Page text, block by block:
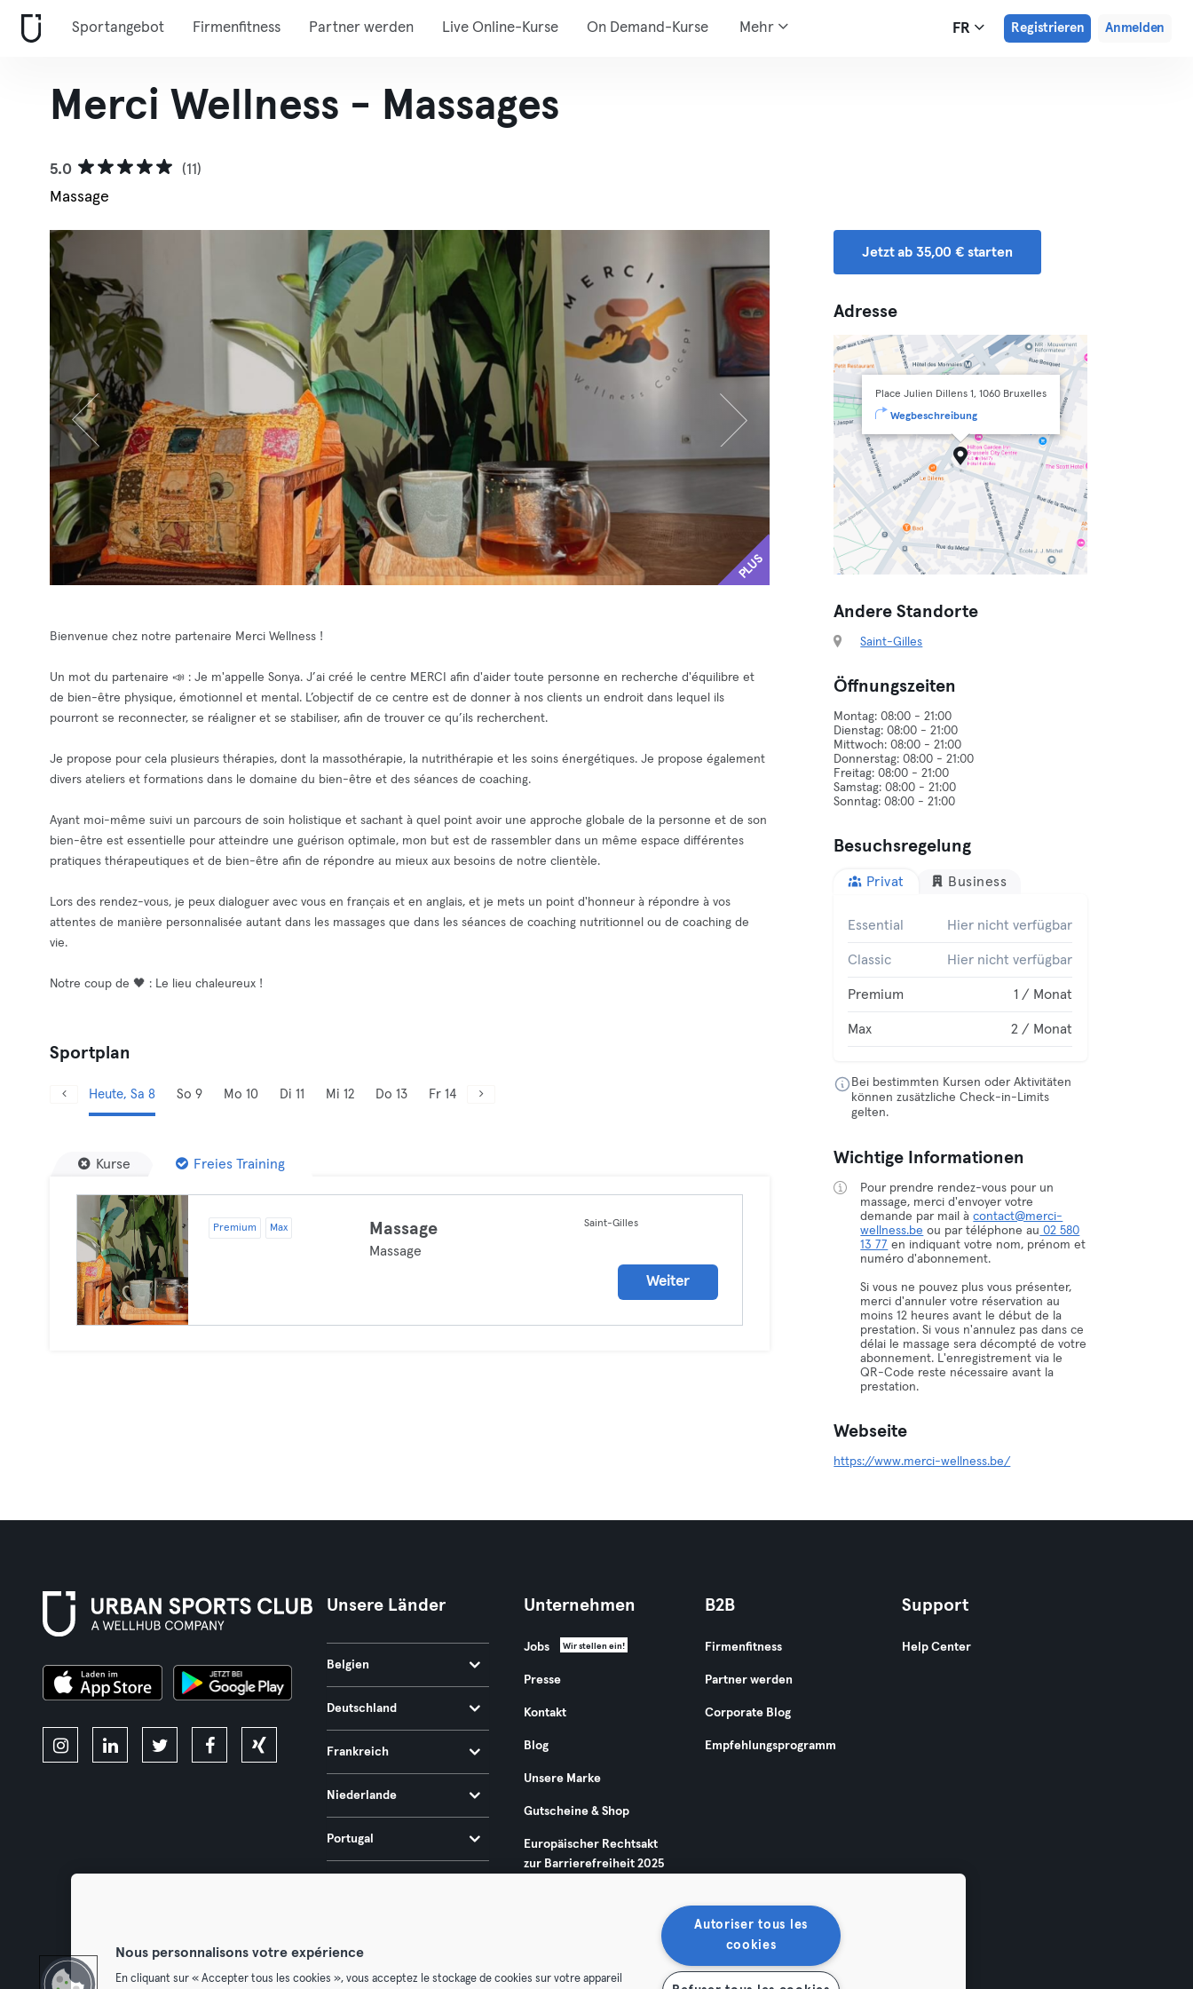
Sportangebot Firmenfitness Partner werden Live Online-Kurse On Demand-Kurse Mehr FR Registrieren Anmelden
Merci Wellness - Massages
5.0
(11)
Massage
PLUS
Bienvenue chez notre partenaire Merci Wellness !
Un mot du partenaire 📣 : Je m'appelle Sonya. J’ai créé le centre MERCI afin d'aider toute personne en recherche d'équilibre et
de bien-être physique, émotionnel et mental. L’objectif de ce centre est de donner à nos clients un endroit dans lequel ils
pourront se reconnecter, se réaligner et se stabiliser, afin de trouver ce qu’ils recherchent.
Je propose pour cela plusieurs thérapies, dont la massothérapie, la nutrithérapie et les soins énergétiques. Je propose également
divers ateliers et formations dans le domaine du bien-être et des séances de coaching.
Ayant moi-même suivi un parcours de soin holistique et sachant à quel point avoir une approche globale de la personne et de son
bien-être est essentielle pour atteindre une guérison optimale, mon but est de rassembler dans un même espace différentes
pratiques thérapeutiques et de bien-être afin de répondre au mieux aux besoins de notre clientèle.
Lors des rendez-vous, je peux dialoguer avec vous en français et en anglais, et je mets un point d'honneur à répondre à vos
attentes de manière personnalisée autant dans les massages que dans les séances de coaching nutritionnel ou de coaching de
vie.
Notre coup de 🖤 : Le lieu chaleureux !
Sportplan
Heute, Sa 8 So 9 Mo 10 Di 11 Mi 12 Do 13 Fr 14
Kurse Freies Training
Premium Max Massage
Massage
Saint-Gilles
Weiter
Jetzt ab 35,00 € starten
Adresse
Place Julien Dillens 1, 1060 Bruxelles
Wegbeschreibung
Andere Standorte
Saint-Gilles
Öffnungszeiten
Montag: 08:00 - 21:00
Dienstag: 08:00 - 21:00
Mittwoch: 08:00 - 21:00
Donnerstag: 08:00 - 21:00
Freitag: 08:00 - 21:00
Samstag: 08:00 - 21:00
Besuchsregelung
Privat Business
Essential Hier nicht verfügbar
Classic Hier nicht verfügbar
Premium 1 / Monat
Max 2 / Monat
Bei bestimmten Kursen oder Aktivitäten
können zusätzliche Check-in-Limits
gelten.
Wichtige Informationen
Pour prendre rendez-vous pour un
massage, merci d'envoyer votre
demande par mail àcontact@merci-
wellness.be ou par téléphone au 02 580
13 77 en indiquant votre nom, prénom et
numéro d'abonnement.
Si vous ne pouvez plus vous présenter,
merci d'annuler votre réservation au
moins 12 heures avant le début de la
prestation. Si vous n'annulez pas dans ce
délai le massage sera décompté de votre
abonnement. L'enregistrement via le
QR-Code reste nécessaire avant la
prestation.
Webseite
https://www.merci-wellness.be/
Unsere Länder
Belgien
Deutschland
Frankreich
Niederlande
Portugal
Unternehmen
Jobs Wir stellen ein!
Presse
Kontakt
Blog
Unsere Marke
Gutscheine & Shop
Europäischer Rechtsakt
zur Barrierefreiheit 2025
B2B
Firmenfitness
Partner werden
Corporate Blog
Empfehlungsprogramm
Support
Help Center
Nous personnalisons votre expérience
En cliquant sur « Accepter tous les cookies », vous acceptez le stockage de cookies sur votre appareil
Autoriser tous les
cookies